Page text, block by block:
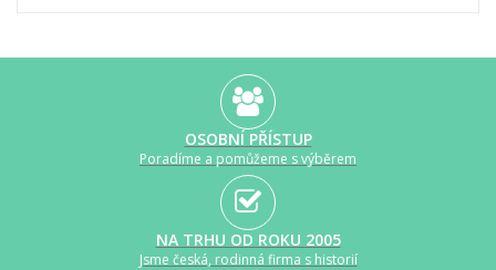
OSOBNÍ PŘÍSTUP
Poradíme a pomůžeme s výběrem
NA TRHU OD ROKU 2005
Jsme česká, rodinná firma s historií